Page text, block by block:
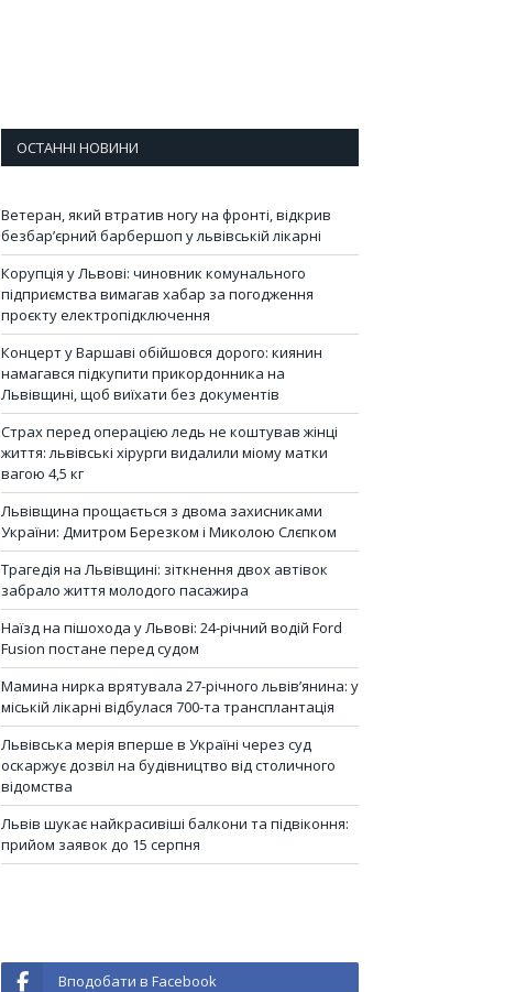
ОСТАННІ НОВИНИ
Ветеран, який втратив ногу на фронті, відкрив
безбар’єрний барбершоп у львівській лікарні
Корупція у Львові: чиновник комунального
підприємства вимагав хабар за погодження
проєкту електропідключення
Концерт у Варшаві обійшовся дорого: киянин
намагався підкупити прикордонника на
Львівщині, щоб виїхати без документів
Страх перед операцією ледь не коштував жінці
життя: львівські хірурги видалили міому матки
вагою 4,5 кг
Львівщина прощається з двома захисниками
України: Дмитром Березком і Миколою Слєпком
Трагедія на Львівщині: зіткнення двох автівок
забрало життя молодого пасажира
Наїзд на пішохода у Львові: 24-річний водій Ford
Fusion постане перед судом
Мамина нирка врятувала 27-річного львів’янина: у
міській лікарні відбулася 700-та трансплантація
Львівська мерія вперше в Україні через суд
оскаржує дозвіл на будівництво від столичного
відомства
Львів шукає найкрасивіші балкони та підвіконня:
прийом заявок до 15 серпня
Вподобати в Facebook